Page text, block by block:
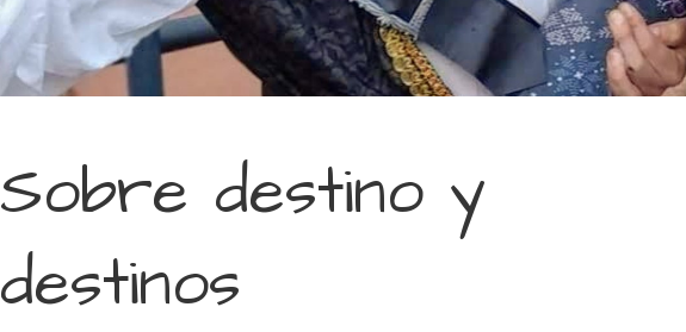
Sobre destino y
destinos